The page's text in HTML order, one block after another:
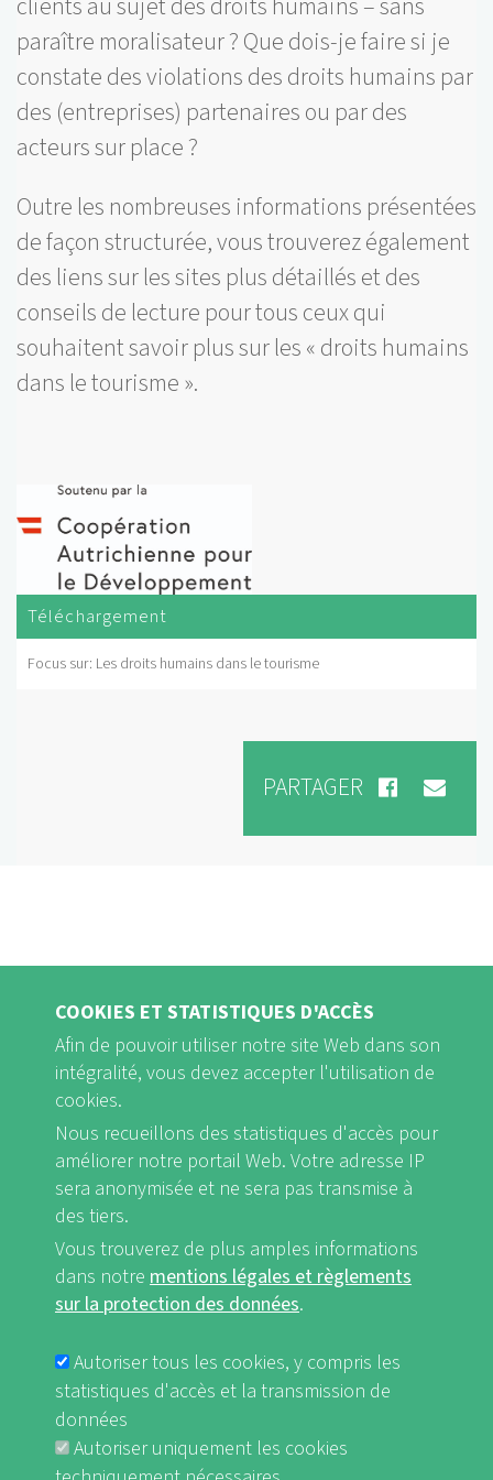
paraître moralisateur ? Que dois-je faire si je
constate des violations des droits humains par
des (entreprises) partenaires ou par des
acteurs sur place ?
Outre les nombreuses informations présentées
de façon structurée, vous trouverez également
des liens sur les sites plus détaillés et des
conseils de lecture pour tous ceux qui
souhaitent savoir plus sur les « droits humains
dans le tourisme ».
Téléchargement
Focus sur: Les droits humains dans le tourisme
PARTAGER
FB Youtube Instagram
FUSSBEREICHSMENÜ
Mentions légales et Règlements sur la protection des données
nf-int.org
COOKIES ET STATISTIQUES D'ACCÈS
Afin de pouvoir utiliser notre site Web dans son
intégralité, vous devez accepter l'utilisation de
cookies.
Nous recueillons des statistiques d'accès pour
améliorer notre portail Web. Votre adresse IP
sera anonymisée et ne sera pas transmise à
des tiers.
Vous trouverez de plus amples informations
dans notre mentions légales et règlements
sur la protection des données.
Autoriser tous les cookies, y compris les
statistiques d'accès et la transmission de
données
Autoriser uniquement les cookies